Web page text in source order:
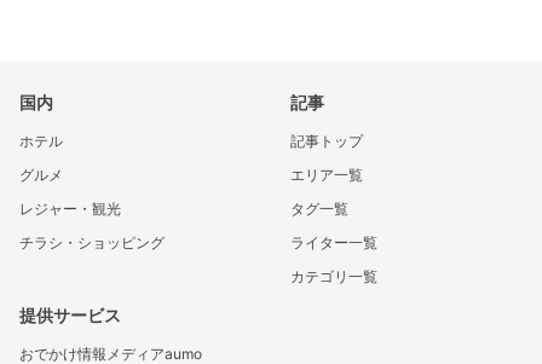
国内
ホテル
グルメ
レジャー・観光
チラシ・ショッピング
記事
記事トップ
エリア一覧
タグ一覧
ライター一覧
カテゴリ一覧
提供サービス
おでかけ情報メディアaumo